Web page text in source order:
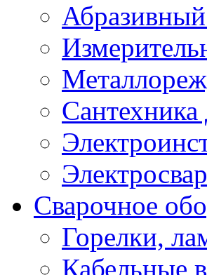
Сантехника
Сварочное
Горелки,
Кабельные